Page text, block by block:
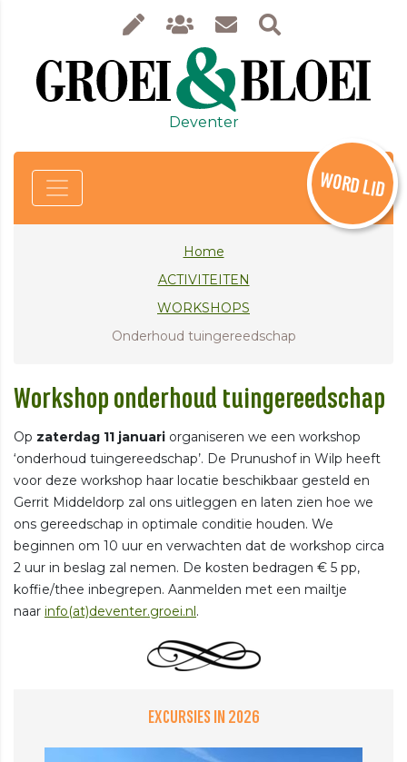
Deventer
WORD LID
Home
ACTIVITEITEN
WORKSHOPS
Onderhoud tuingereedschap
Workshop onderhoud tuingereedschap
Op zaterdag 11 januari organiseren we een workshop
‘onderhoud tuingereedschap’. De Prunushof in Wilp heeft
voor deze workshop haar locatie beschikbaar gesteld en
Gerrit Middeldorp zal ons uitleggen en laten zien hoe we
ons gereedschap in optimale conditie houden. We
beginnen om 10 uur en verwachten dat de workshop circa
2 uur in beslag zal nemen. De kosten bedragen € 5 pp,
koffie/thee inbegrepen. Aanmelden met een mailtje
naar info(at)deventer.groei.nl.
EXCURSIES IN 2026